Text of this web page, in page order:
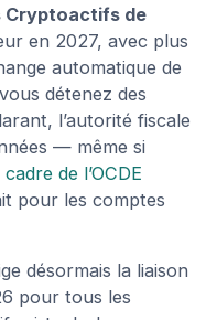
Cryptoactifs de
en 2027, avec plus
automatique de
détenez des
l’autorité fiscale
— même si
cadre de l’OCDE
pour les comptes
désormais la liaison
pour tous les